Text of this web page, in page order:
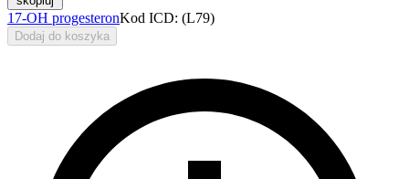
17-OH progesteronKod ICD: (L79)
Dodaj do koszyka